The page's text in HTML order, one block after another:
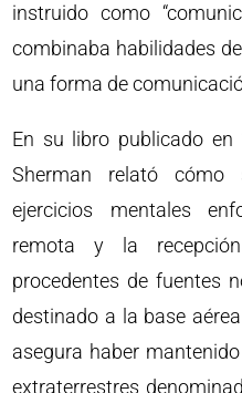
instruido como
combinaba habilidades
una forma de
En su libro publicado
Sherman relató cómo
ejercicios mentales
remota y la
procedentes de fuentes
destinado a la base
asegura haber
extraterrestres